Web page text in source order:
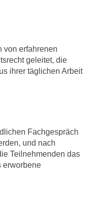
von erfahrenen
geleitet, die
ihrer täglichen Arbeit
Fachgespräch
und nach
Teilnehmenden das
erworbene